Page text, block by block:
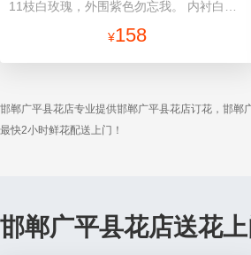
¥158
邯郸广平县花店专业提供邯郸广平县花店订花，邯
最快2小时鲜花配送上门！
邯郸广平县花店送花上